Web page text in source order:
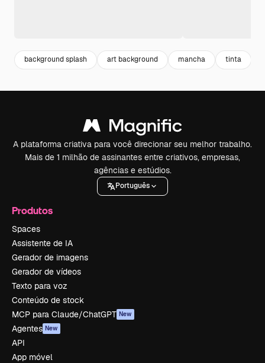
background splash art background mancha tinta
A plataforma criativa para você direcionar seu melhor trabalho.
Mais de 1 milhão de assinantes entre criativos, empresas,
agências e estúdios.
Português
Produtos
Spaces
Assistente de IA
Gerador de imagens
Gerador de vídeos
Texto para voz
Conteúdo de stock
MCP para Claude/ChatGPT New
Agentes New
API
App móvel